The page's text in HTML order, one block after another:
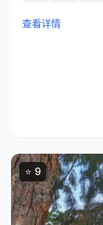
查看详情
⭐ 9